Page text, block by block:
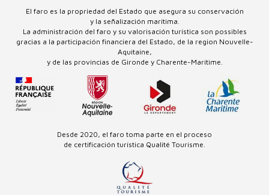
Desde 2020, el faro toma parte en el proceso
de certificación turística Qualité Tourisme.
El faro es la propriedad del Estado que asegura su conservación
y la señalización marítima.
La administración del faro y su valorisación turística son possibles
gracias a la participación financiera del Estado, de la region Nouvelle-
Aquitaine,
y de las provincias de Gironde y Charente-Maritime.